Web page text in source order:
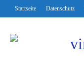
Startseite Datenschutz